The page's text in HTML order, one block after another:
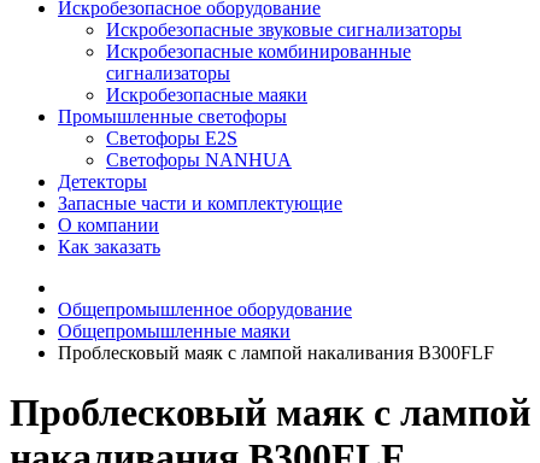
Искробезопасное оборудование
Искробезопасные звуковые сигнализаторы
Искробезопасные комбинированные
сигнализаторы
Искробезопасные маяки
Промышленные светофоры
Светофоры E2S
Светофоры NANHUA
Детекторы
Запасные части и комплектующие
О компании
Как заказать
Общепромышленное оборудование
Общепромышленные маяки
Проблесковый маяк с лампой накаливания B300FLF
Проблесковый маяк с лампой